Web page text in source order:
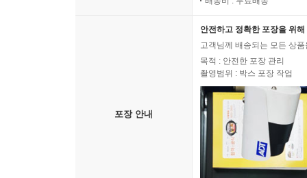
포장 안내
안전하고 정확한 포장을 위
고객님께 배송되는 모든 상
목적 : 안전한 포장 관리
촬영범위 : 박스 포장 작업